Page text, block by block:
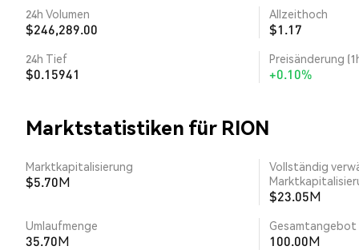
24h Volumen
$246,289.00
Allzeithoch
$1.17
24h Tief
$0.15941
Preisänderung
+0.10%
Marktstatistiken für RION
Marktkapitalisierung
$5.70M
Vollständig
$23.05M
Umlaufmenge
35.70M
Gesamtangebot
100.00M